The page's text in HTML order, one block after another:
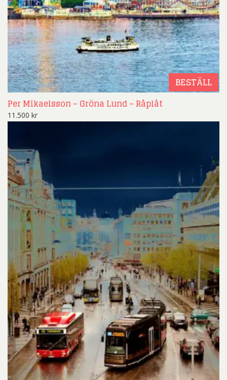
BESTÄLL
Per Mikaelsson – Gröna Lund – Råplåt
11.500 kr